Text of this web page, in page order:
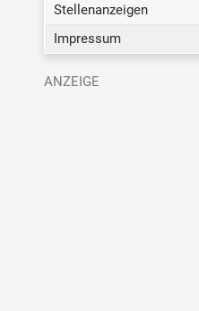
Stellenanzeigen
Impressum